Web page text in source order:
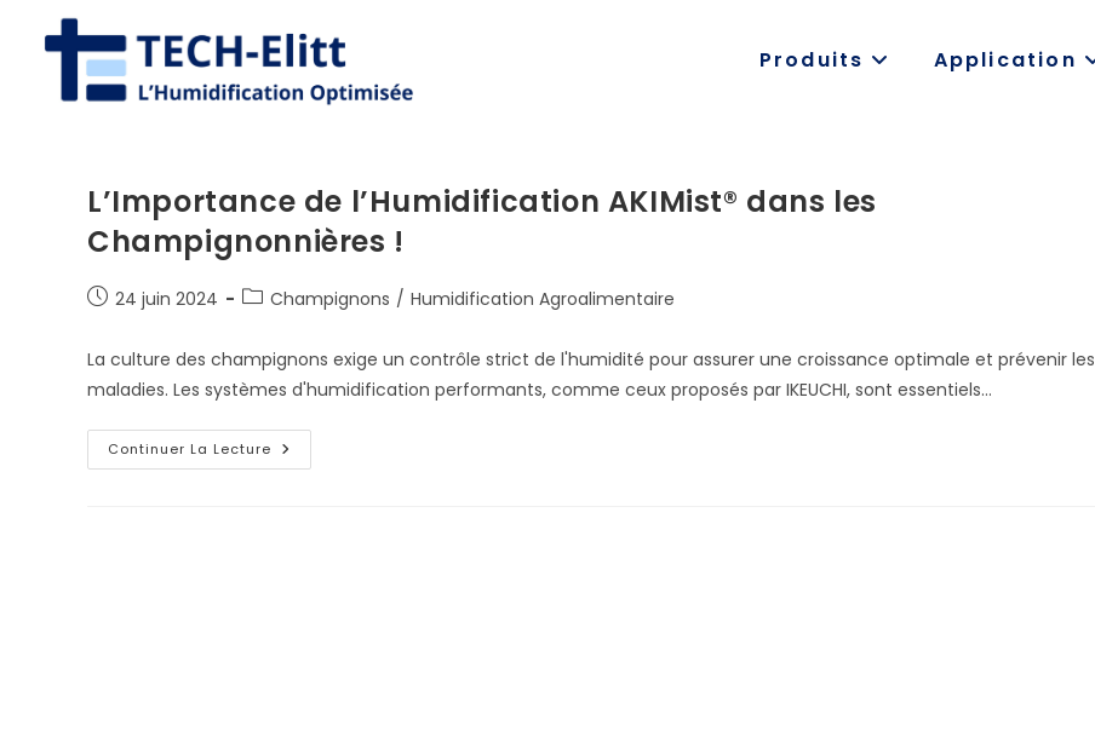
Produits Application
L’Importance de l’Humidification AKIMist® dans les
Champignonnières !
Publication
24 juin 2024
PostChampignons / Humidification Agroalimentaire
La culture des champignons exige un contrôle strict de l'humidité pour assurer une croissance optimale et prévenir les
maladies. Les systèmes d'humidification performants, comme ceux proposés par IKEUCHI, sont essentiels…
Continuer La Lecture L’Importance
De